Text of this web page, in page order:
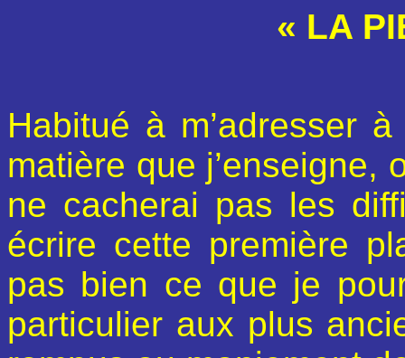
« LA
Habitué à m’adresser
matière que j’enseigne,
ne cacherai pas les
écrire cette première
pas bien ce que je
particulier aux plus